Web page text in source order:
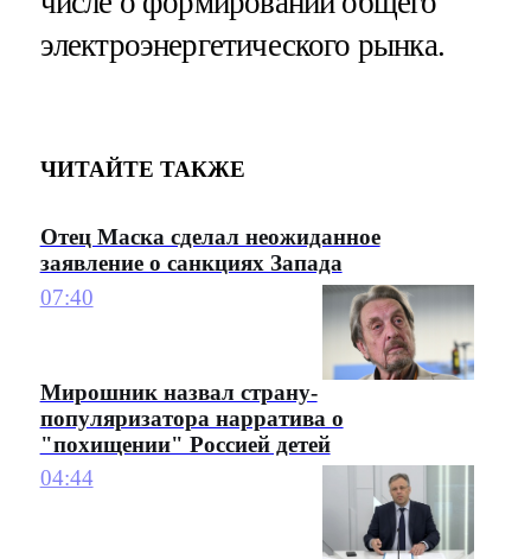
электроэнергетического рынка.
ЧИТАЙТЕ ТАКЖЕ
Отец Маска сделал неожиданное
заявление о санкциях Запада
07:40
Мирошник назвал страну-
популяризатора нарратива о
"похищении" Россией детей
04:44